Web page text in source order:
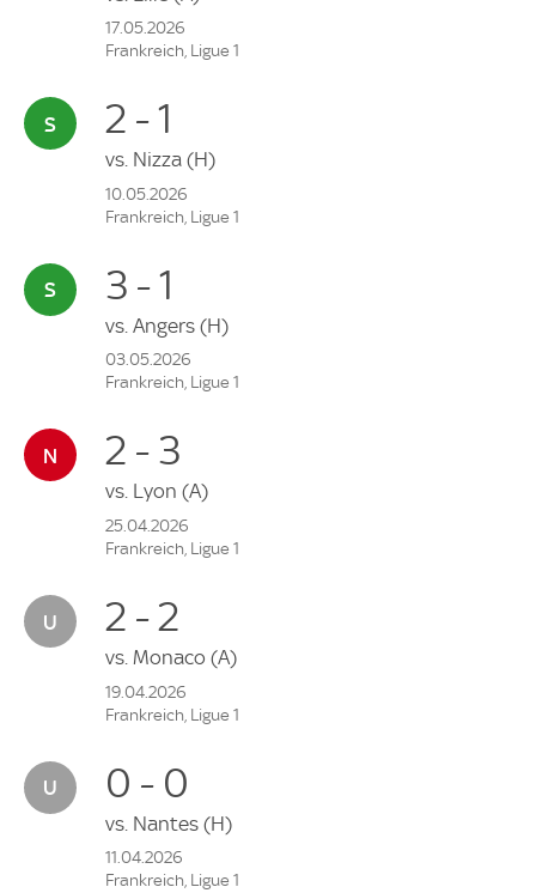
17.05.2026
Frankreich, Ligue 1
2 - 1
vs. Nizza (H)
10.05.2026
Frankreich, Ligue 1
3 - 1
vs. Angers (H)
03.05.2026
Frankreich, Ligue 1
2 - 3
vs. Lyon (A)
25.04.2026
Frankreich, Ligue 1
2 - 2
vs. Monaco (A)
19.04.2026
Frankreich, Ligue 1
0 - 0
vs. Nantes (H)
11.04.2026
Frankreich, Ligue 1